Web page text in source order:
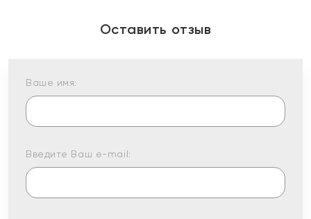
Оставить отзыв
Ваше имя:
Введите Ваш e-mail: